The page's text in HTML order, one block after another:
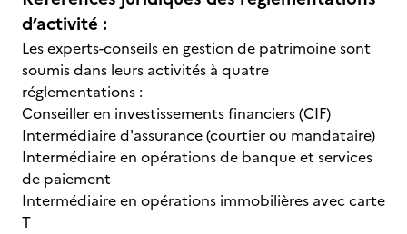
d’activité :
Les experts-conseils en gestion de patrimoine sont
soumis dans leurs activités à quatre
réglementations :
Conseiller en investissements financiers (CIF)
Intermédiaire d'assurance (courtier ou mandataire)
Intermédiaire en opérations de banque et services
de paiement
Intermédiaire en opérations immobilières avec carte
T